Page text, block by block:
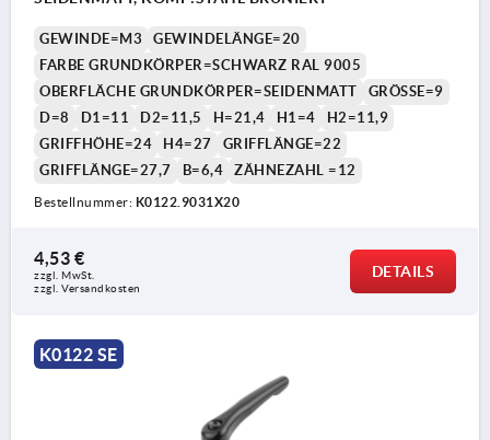
GEWINDE=M3
GEWINDELÄNGE=20
FARBE GRUNDKÖRPER=SCHWARZ RAL 9005
OBERFLÄCHE GRUNDKÖRPER=SEIDENMATT
GRÖSSE=9
D=8
D1=11 D2=11,5 H=21,4 H1=4
H2=11,9
GRIFFHÖHE=24
H4=27
GRIFFLÄNGE=22
GRIFFLÄNGE=27,7
B=6,4 ZÄHNEZAHL =12
Bestellnummer: K0122.9031X20
4,53 €
zzgl. MwSt.
zzgl. Versandkosten
DETAILS
K0122 SE